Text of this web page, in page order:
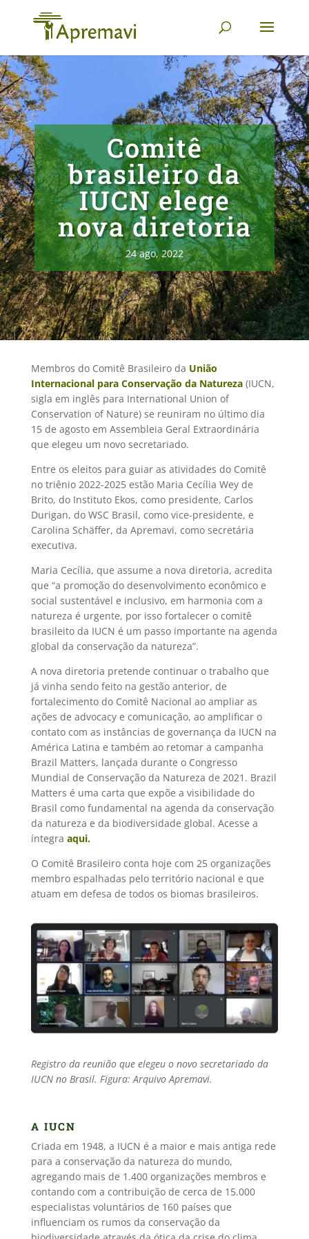
Comitê
brasileiro da
IUCN elege
nova diretoria
24 ago, 2022
Membros do Comitê Brasileiro da União
Internacional para Conservação da Natureza (IUCN,
sigla em inglês para International Union of
Conservation of Nature) se reuniram no último dia
15 de agosto em Assembleia Geral Extraordinária
que elegeu um novo secretariado.
Entre os eleitos para guiar as atividades do Comitê
no triênio 2022-2025 estão Maria Cecília Wey de
Brito, do Instituto Ekos, como presidente, Carlos
Durigan, do WSC Brasil, como vice-presidente, e
Carolina Schäffer, da Apremavi, como secretária
executiva.
Maria Cecília, que assume a nova diretoria, acredita
que “a promoção do desenvolvimento econômico e
social sustentável e inclusivo, em harmonia com a
natureza é urgente, por isso fortalecer o comitê
brasileito da IUCN é um passo importante na agenda
global da conservação da natureza”.
A nova diretoria pretende continuar o trabalho que
já vinha sendo feito na gestão anterior, de
fortalecimento do Comitê Nacional ao ampliar as
ações de advocacy e comunicação, ao amplificar o
contato com as instâncias de governança da IUCN na
América Latina e também ao retomar a campanha
Brazil Matters, lançada durante o Congresso
Mundial de Conservação da Natureza de 2021. Brazil
Matters é uma carta que expõe a visibilidade do
Brasil como fundamental na agenda da conservação
da natureza e da biodiversidade global. Acesse a
íntegra aqui.
O Comitê Brasileiro conta hoje com 25 organizações
membro espalhadas pelo território nacional e que
atuam em defesa de todos os biomas brasileiros.
Registro da reunião que elegeu o novo secretariado da
IUCN no Brasil. Figura: Arquivo Apremavi.
A IUCN
Criada em 1948, a IUCN é a maior e mais antiga rede
para a conservação da natureza do mundo,
agregando mais de 1.400 organizações membros e
contando com a contribuição de cerca de 15.000
especialistas voluntários de 160 países que
influenciam os rumos da conservação da